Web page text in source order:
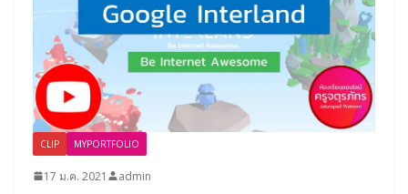
CLIP MYPORTFOLIO
17 ม.ค. 2021 admin